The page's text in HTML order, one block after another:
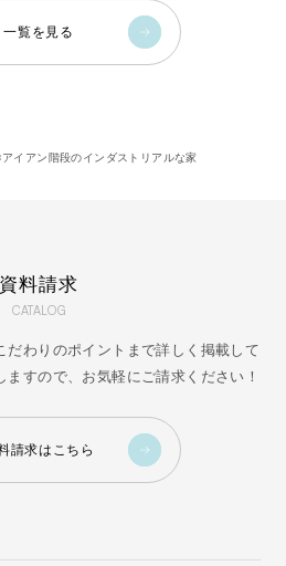
一覧を見る
イアン階段のインダストリアルな家
資料請求
CATALOG
だわりのポイントまで詳しく掲載して
すので、お気軽にご請求ください！
請求はこちら